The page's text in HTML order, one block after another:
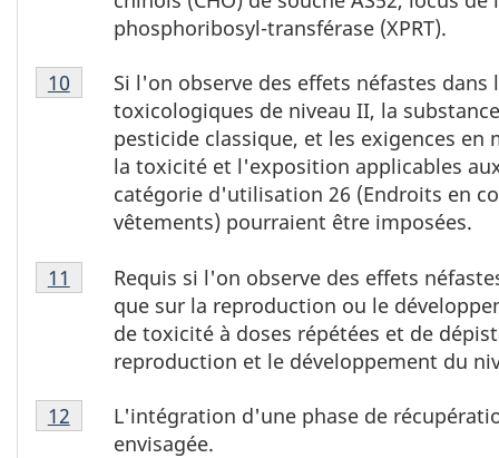
phosphoribosyl-transférase (XPRT).
Tableau
1
10
Si l'on observe des effets néfastes
toxicologiques de niveau II, la
pesticide classique, et les exigences
la toxicité et l'exposition applicables
catégorie d'utilisation 26 (Endroits en
vêtements) pourraient être imposées.
10
Tableau
1
de
page
Requis si l'on observe des effets
que sur la reproduction ou le
de toxicité à doses répétées et de
reproduction et le développement du
11
Tableau
1
L'intégration d'une phase de
envisagée.
12